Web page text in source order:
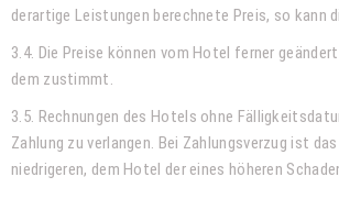
derartige Leistungen berechnete Preis, so kann
3.4. Die Preise können vom Hotel ferner
dem zustimmt.
3.5. Rechnungen des Hotels ohne
Zahlung zu verlangen. Bei Zahlungsverzug ist
niedrigeren, dem Hotel der eines höheren